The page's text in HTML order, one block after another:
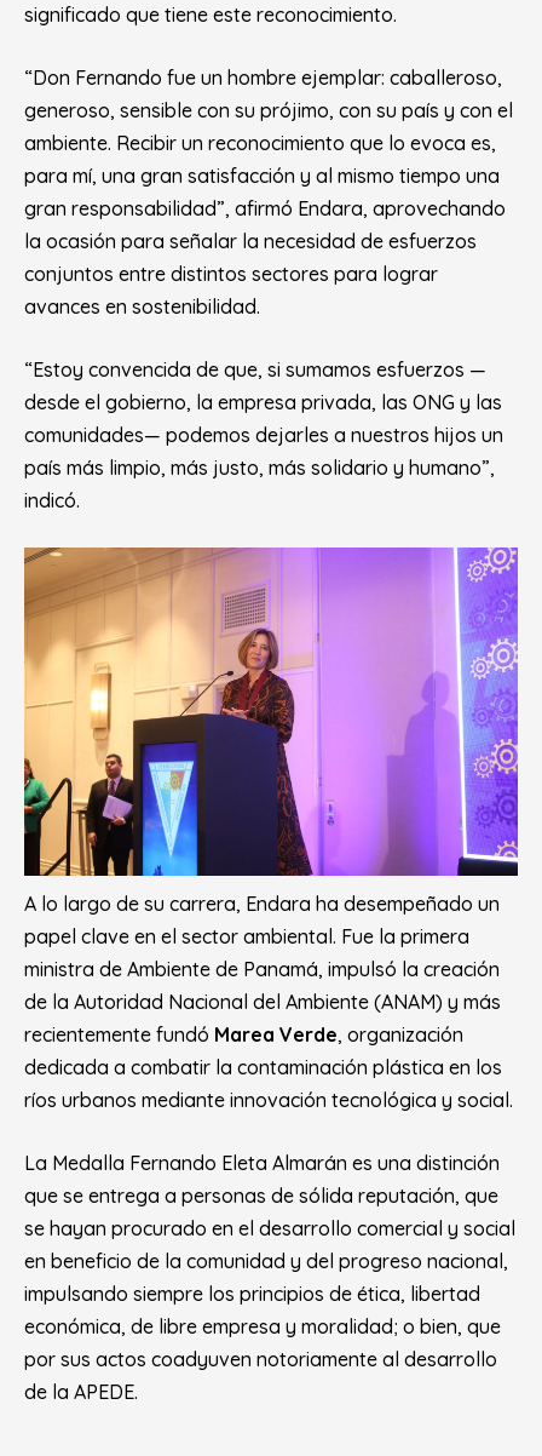
significado que tiene este reconocimiento.
“Don Fernando fue un hombre ejemplar: caballeroso,
generoso, sensible con su prójimo, con su país y con el
ambiente. Recibir un reconocimiento que lo evoca es,
para mí, una gran satisfacción y al mismo tiempo una
gran responsabilidad”, afirmó Endara, aprovechando
la ocasión para señalar la necesidad de esfuerzos
conjuntos entre distintos sectores para lograr
avances en sostenibilidad.
“Estoy convencida de que, si sumamos esfuerzos —
desde el gobierno, la empresa privada, las ONG y las
comunidades— podemos dejarles a nuestros hijos un
país más limpio, más justo, más solidario y humano”,
indicó.
A lo largo de su carrera, Endara ha desempeñado un
papel clave en el sector ambiental. Fue la primera
ministra de Ambiente de Panamá, impulsó la creación
de la Autoridad Nacional del Ambiente (ANAM) y más
recientemente fundó Marea Verde, organización
dedicada a combatir la contaminación plástica en los
ríos urbanos mediante innovación tecnológica y social.
La Medalla Fernando Eleta Almarán es una distinción
que se entrega a personas de sólida reputación, que
se hayan procurado en el desarrollo comercial y social
en beneficio de la comunidad y del progreso nacional,
impulsando siempre los principios de ética, libertad
económica, de libre empresa y moralidad; o bien, que
por sus actos coadyuven notoriamente al desarrollo
de la APEDE.